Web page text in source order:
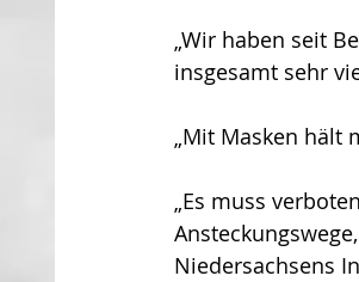
„Wir haben seit
insgesamt sehr
„Mit Masken hält
„Es muss
Niedersachsens